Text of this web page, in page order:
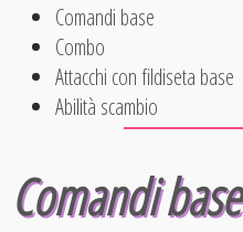
Comandi base
Combo
Attacchi con fildiseta base
Abilità scambio
Comandi base